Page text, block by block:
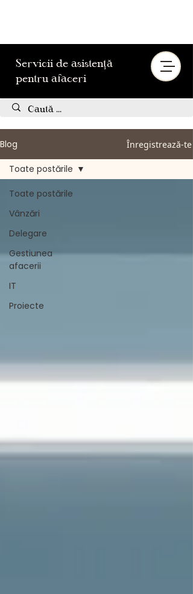
Servicii de asistență
pentru afaceri
Blog Înregistrează-te
Toate postările
Vânzări
Delegare
Gestiunea
afacerii
IT
Proiecte
Toate postările